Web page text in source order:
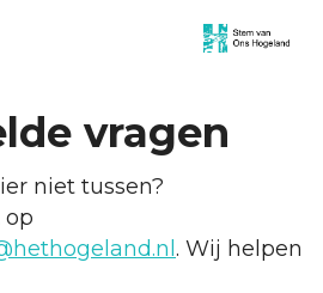
vragen
niet tussen?
op
. Wij helpen